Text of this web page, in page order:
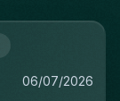
06/07/2026